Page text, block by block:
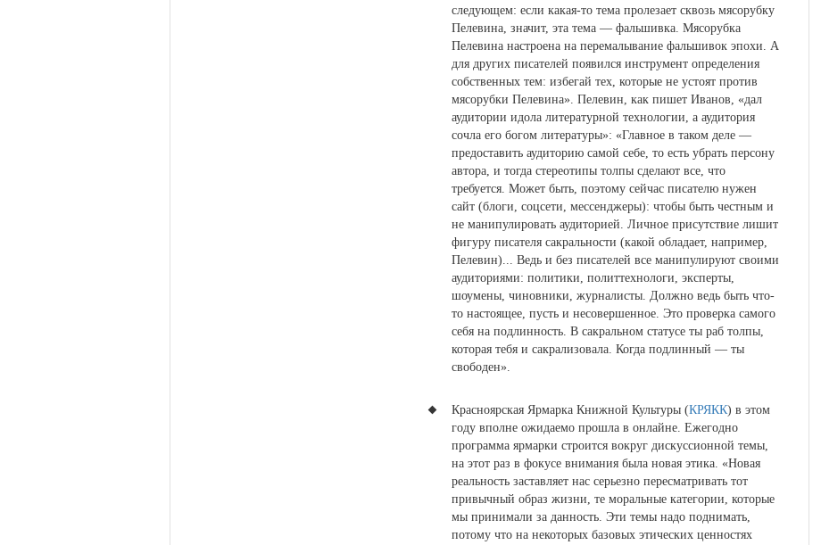
следующем: если какая-то тема пролезает сквозь мясорубку
Пелевина, значит, эта тема — фальшивка. Мясорубка
Пелевина настроена на перемалывание фальшивок эпохи. А
для других писателей появился инструмент определения
собственных тем: избегай тех, которые не устоят против
мясорубки Пелевина». Пелевин, как пишет Иванов, «дал
аудитории идола литературной технологии, а аудитория
сочла его богом литературы»: «Главное в таком деле —
предоставить аудиторию самой себе, то есть убрать персону
автора, и тогда стереотипы толпы сделают все, что
требуется. Может быть, поэтому сейчас писателю нужен
сайт (блоги, соцсети, мессенджеры): чтобы быть честным и
не манипулировать аудиторией. Личное присутствие лишит
фигуру писателя сакральности (какой обладает, например,
Пелевин)... Ведь и без писателей все манипулируют своими
аудиториями: политики, политтехнологи, эксперты,
шоумены, чиновники, журналисты. Должно ведь быть что-
то настоящее, пусть и несовершенное. Это проверка самого
себя на подлинность. В сакральном статусе ты раб толпы,
которая тебя и сакрализовала. Когда подлинный — ты
свободен».
Красноярская Ярмарка Книжной Культуры (КРЯКК) в этом
году вполне ожидаемо прошла в онлайне. Ежегодно
программа ярмарки строится вокруг дискуссионной темы,
на этот раз в фокусе внимания была новая этика. «Новая
реальность заставляет нас серьезно пересматривать тот
привычный образ жизни, те моральные категории, которые
мы принимали за данность. Эти темы надо поднимать,
потому что на некоторых базовых этических ценностях